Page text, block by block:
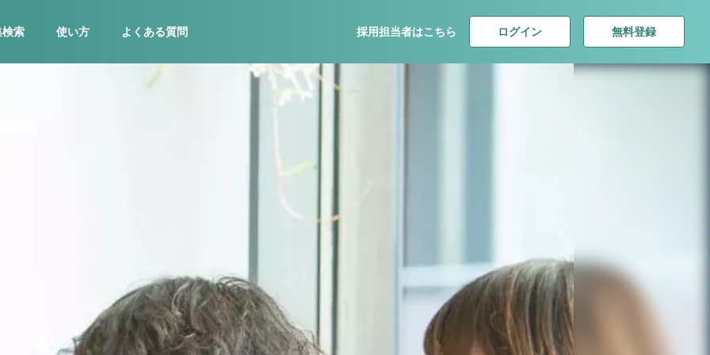
検索 使い方 よくある質問 採用担当者はこちら ログイン 無料登録